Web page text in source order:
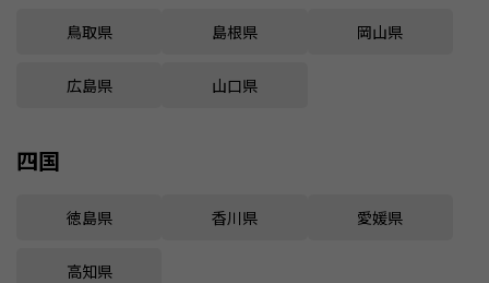
鳥取県 島根県 岡山県
広島県 山口県
四国
徳島県 香川県 愛媛県
高知県